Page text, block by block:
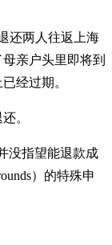
还两人往返上海
亲户头里即将到
经过期。
。
没指望能退款成
）的特殊申